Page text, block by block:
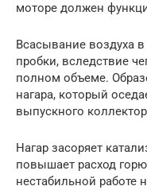
моторе должен
Всасывание воздуха
пробки, вследствие
полном объеме.
нагара, который
выпускного
Нагар засоряет
повышает расход
нестабильной работе